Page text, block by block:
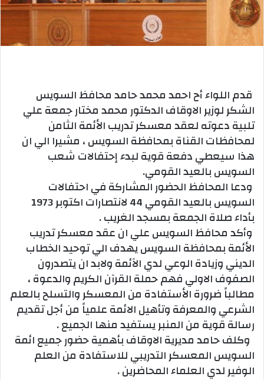
قدم اللواء أح احمد محمد حامد محافظ السويس
الشكر لوزير الاوقاف الدكتور محمد مختار جمعة علي
تلبية دعوته لعقد معسكر تدريب الأئمة الثامن
لمحافظات القناة بمحافظة السويس ، مشيرا الي ان
هذا سيعطي دفعة قوية لبدء إحتفالات شعب
السويس بالعيد القومي.
ودعا المحافظ الحضور المشاركة في احتفالات
السويس بالعيد القومي 44 لانتصارات اكتوبر 1973
بأداء صلاة الجمعة بمسجد الغريب .
وأكد محافظ السويس علي ان عقد معسكر تدريب
الأئمة بمحافظة السويس يهدف الي توحيد الخطاب
الديني وزيادة الوعي لدي الآئمة ولابد ان يتصدرون
الصفوف الاولي فهم حملة القرآن الكريم والدعوة ،
مطالباً ضرورة الأستفادة من المعسكر والتسلح بالعلم
الشرعي والمعرفة وتأهيل الائمة علمياً من أجل تقديم
رسالة قوية من المنبر يستفيد منها الجميع .
وكلف حامد مديرية الاوقاف بأهمية حضور جميع ائمة
السويس المعسكر التدريبي للاستفادة من العلم
الوفير لدي العلماء المحاضرين .